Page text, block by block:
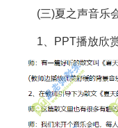
(三)夏之声音乐
1、PPT播放欣赏